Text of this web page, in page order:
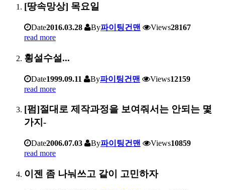
[땅속망상] 목요일
Date2016.03.28 By파이팅건맨 Views28167
read more
횡설수설...
Date1999.09.11 By파이팅건맨 Views12159
read more
[펌]절대로 제작과정을 보여줘서는 안되는 몇
가지-
Date2006.07.03 By파이팅건맨 Views10859
read more
이젠 좀 나눠쓰고 같이 고민하자